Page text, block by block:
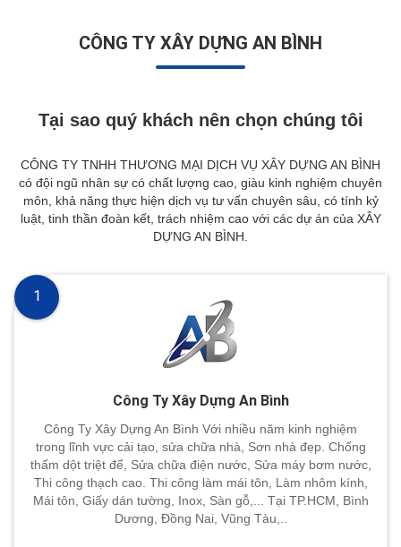
CÔNG TY XÂY DỰNG AN BÌNH
Tại sao quý khách nên chọn chúng tôi
CÔNG TY TNHH THƯƠNG MẠI DỊCH VỤ XÂY DỰNG AN BÌNH
có đội ngũ nhân sự có chất lượng cao, giàu kinh nghiệm chuyên
môn, khả năng thực hiện dịch vụ tư vấn chuyên sâu, có tính kỷ
luật, tinh thần đoàn kết, trách nhiệm cao với các dự án của XÂY
DỰNG AN BÌNH.
Công Ty Xây Dựng An Bình
Công Ty Xây Dựng An Bình Với nhiều năm kinh nghiệm
trong lĩnh vực cải tạo, sửa chữa nhà, Sơn nhà đẹp. Chống
thấm dột triệt để, Sửa chữa điện nước, Sửa máy bơm nước,
Thi công thạch cao. Thi công làm mái tôn, Làm nhôm kính,
Mái tôn, Giấy dán tường, Inox, Sàn gỗ,... Tại TP.HCM, Bình
Dương, Đồng Nai, Vũng Tàu,..
1